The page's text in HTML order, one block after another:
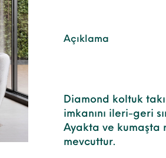
Açıklama
Diamond koltuk
imkanını ileri-geri
Ayakta ve kumaşta
mevcuttur.